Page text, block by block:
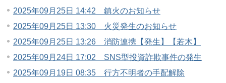
2025年09月25日 14:42 鎮火のお知らせ
2025年09月25日 13:30 火災発生のお知らせ
2025年09月25日 13:26 消防連携【発生】【若木】
2025年09月24日 17:02 SNS型投資詐欺事件の発生
2025年09月19日 08:35 行方不明者の手配解除